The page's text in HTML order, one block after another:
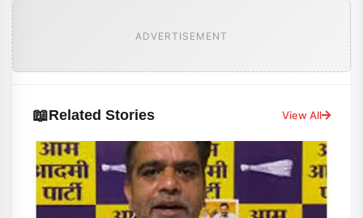
ADVERTISEMENT
📖Related Stories View All